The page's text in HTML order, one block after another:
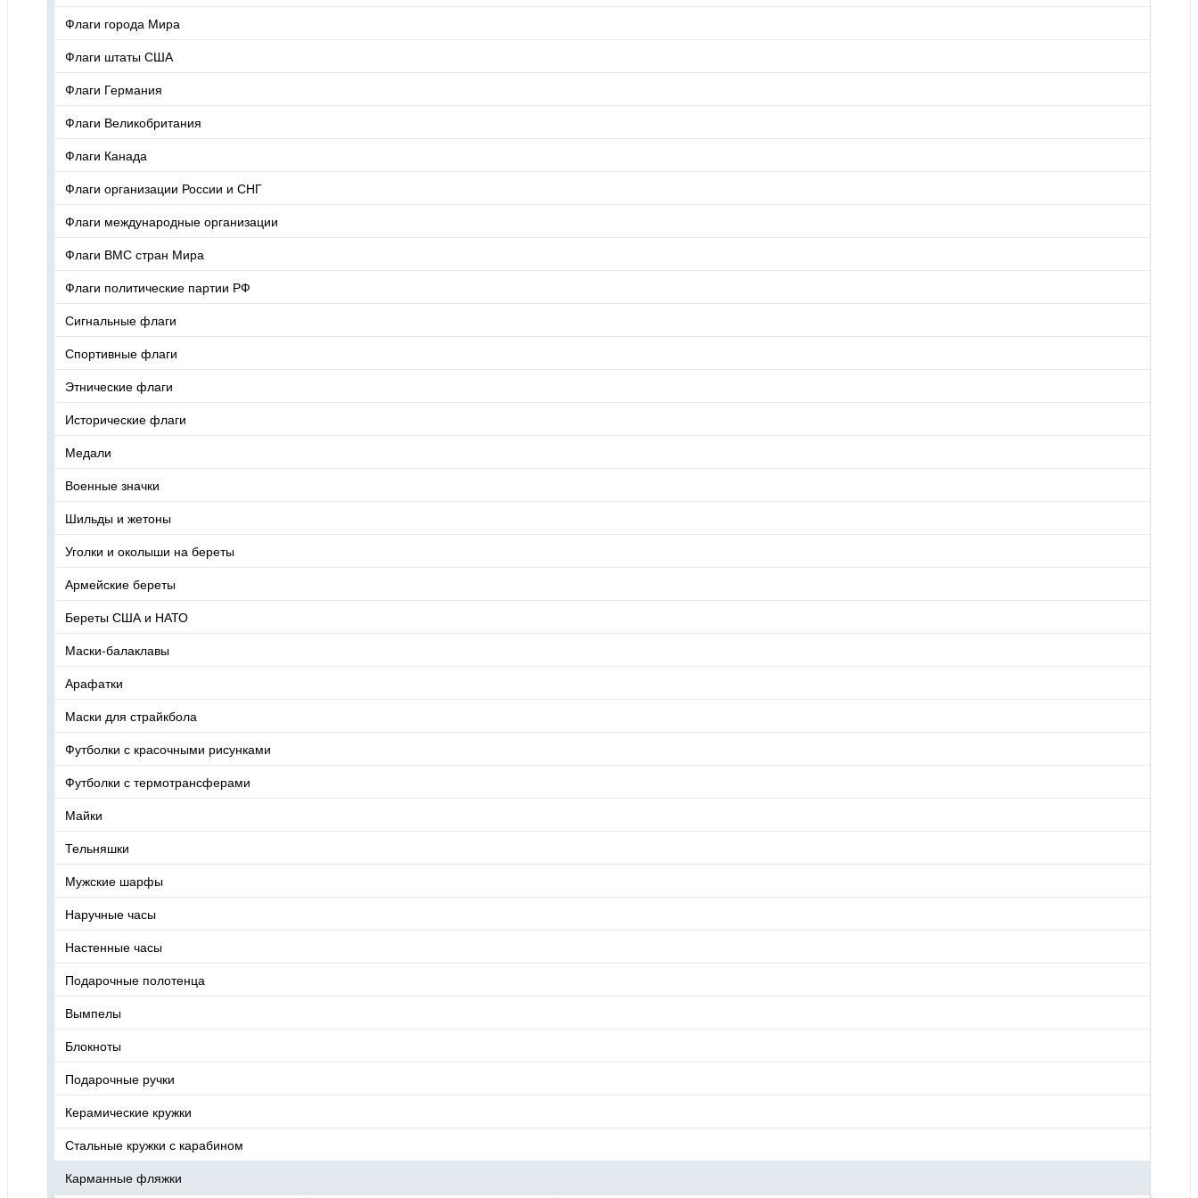
Флаги города Мира
Флаги штаты США
Флаги Германия
Флаги Великобритания
Флаги Канада
Флаги организации России и СНГ
Флаги международные организации
Флаги ВМС стран Мира
Флаги политические партии РФ
Сигнальные флаги
Спортивные флаги
Этнические флаги
Исторические флаги
Медали
Военные значки
Шильды и жетоны
Уголки и околыши на береты
Армейские береты
Береты США и НАТО
Маски-балаклавы
Арафатки
Маски для страйкбола
Футболки с красочными рисунками
Футболки с термотрансферами
Майки
Тельняшки
Мужские шарфы
Наручные часы
Настенные часы
Подарочные полотенца
Вымпелы
Блокноты
Подарочные ручки
Керамические кружки
Стальные кружки с карабином
Карманные фляжки